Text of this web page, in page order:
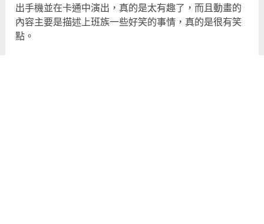
出手機並在卡通中演出，真的是太有趣了，而且動畫的
內容主要是描述上班族一些好笑的事情，真的是很有笑
點。